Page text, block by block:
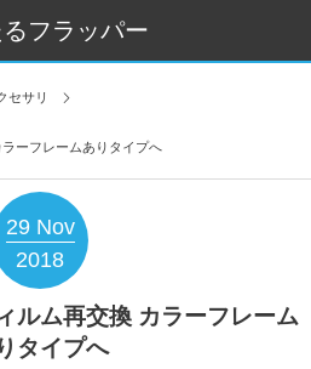
フラッパー
セサリ
ーフレームありタイプへ
29 Nov
2018
ルム再交換 カラーフレーム
タイプへ